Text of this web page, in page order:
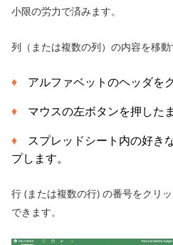
小限の労力で済みます。
列（または複数の列）の内容を移動
アルファベットのヘッダを
マウスの左ボタンを押した
スプレッドシート内の好き
プします。
行 (または複数の行) の番号をクリ
できます。